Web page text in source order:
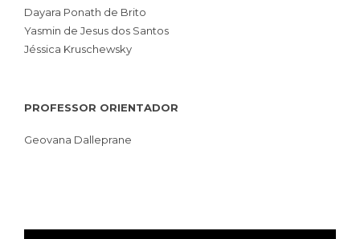
Dayara Ponath de Brito
Yasmin de Jesus dos Santos
Jéssica Kruschewsky
PROFESSOR ORIENTADOR
Geovana Dalleprane